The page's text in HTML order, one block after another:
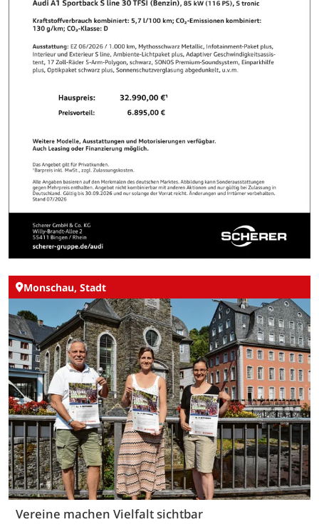
Monschau, Stadt
Vereine machen Vielfalt sichtbar